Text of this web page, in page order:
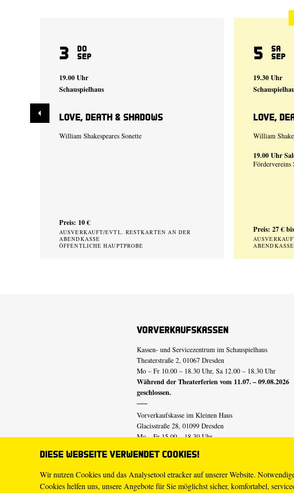
Diese Webseite verwendet Cookies!
Wir nutzen Cookies und das Analysetool etracker auf unserer Website.
Cookies helfen uns, unsere Angebote für Sie möglichst sicher, komfortabel,
3 Do
Sep
19.00 Uhr
Schauspielhaus
Love, Death & Shadows
William Shakespeares Sonette
Preis: 10 €
AUSVERKAUFT/EVTL. RESTKARTEN AN DER
ABENDKASSE
ÖFFENTLICHE HAUPTPROBE
5 Sa
Sep
19.30 Uhr
Love,
William
19.00 Uhr
Fördervereins
Preis: 27 €
ABENDKASSE
Vorverkaufskassen
Kassen- und Servicezentrum im Schauspielhaus
Theaterstraße 2, 01067 Dresden
Mo – Fr 10.00 – 18.30 Uhr, Sa 12.00 – 18.30 Uhr
Während der Theaterferien vom 11.07. – 09.08.2026
geschlossen.
Vorverkaufskasse im Kleinen Haus
Glacisstraße 28, 01099 Dresden
Mo – Fr 15.00 – 18.30 Uhr
geschlossen.